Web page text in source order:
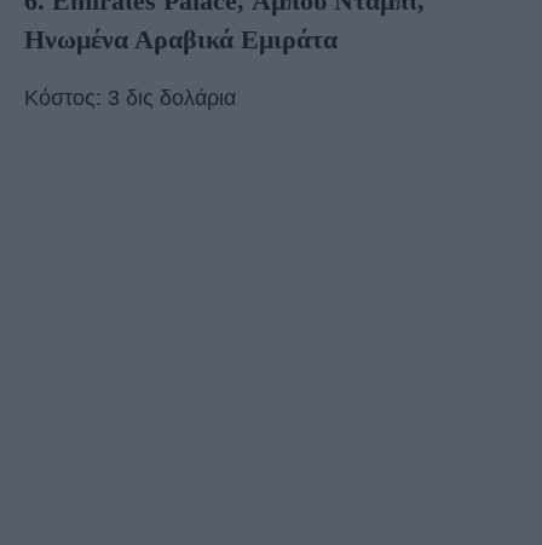
Ηνωμένα Αραβικά Εμιράτα
Κόστος: 3 δις δολάρια